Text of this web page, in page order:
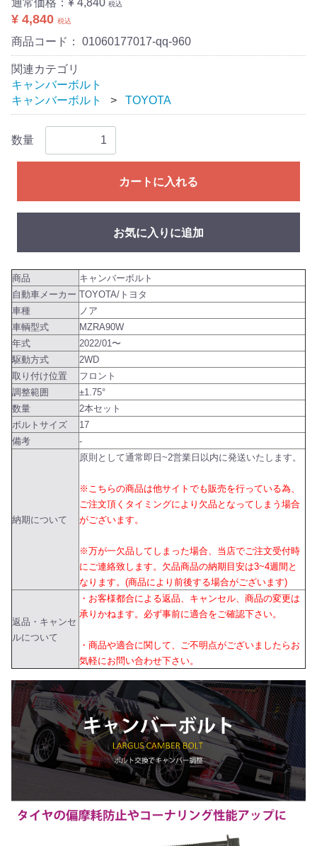
通常価格： ¥ 4,840 税込
¥ 4,840 税込
商品コード： 01060177017-qq-960
関連カテゴリ
キャンバーボルト
キャンバーボルト
TOYOTA
数量
カートに入れる
お気に入りに追加
商品
キャンバーボルト
自動車メーカー TOYOTA/トヨタ
車種
ノア
車輌型式
MZRA90W
年式
2022/01〜
駆動方式
2WD
取り付け位置
フロント
調整範囲
±1.75°
数量
2本セット
ボルトサイズ
17
備考
-
納期について
原則として通常即日~2営業日以内に発送いたします。
※こちらの商品は他サイトでも販売を行っている為、
ご注文頂くタイミングにより欠品となってしまう場合
がございます。
※万が一欠品してしまった場合、当店でご注文受付時
にご連絡致します。欠品商品の納期目安は3~4週間と
なります。(商品により前後する場合がございます)
返品・キャンセ
ルについて
・お客様都合による返品、キャンセル、商品の変更は
承りかねます。必ず事前に適合をご確認下さい。
・商品や適合に関して、ご不明点がございましたらお
気軽にお問い合わせ下さい。